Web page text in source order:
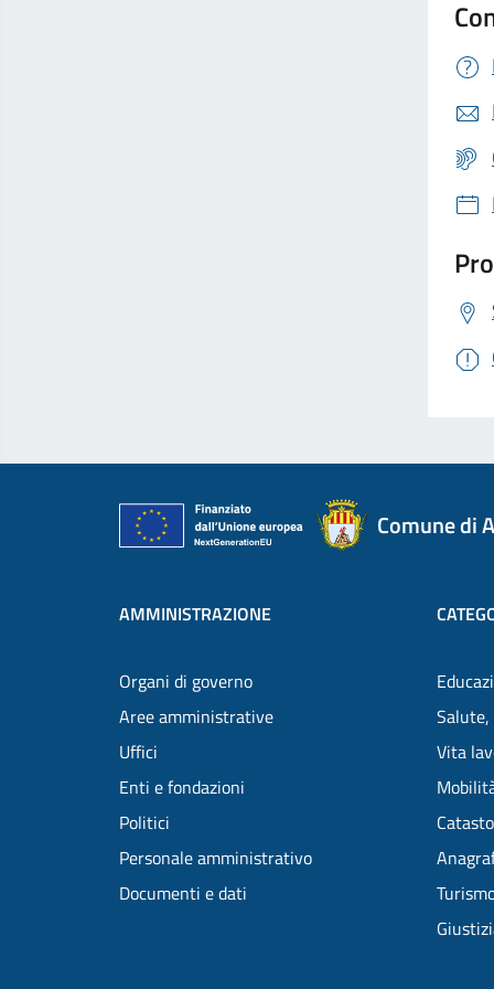
Comune di
AMMINISTRAZIONE
Organi di governo
Aree amministrative
Uffici
Enti e fondazioni
Politici
Personale amministrativo
Documenti e dati
Salute,
Vita